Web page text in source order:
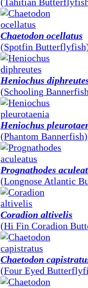
Chaetodon ocellatus
(Spotfin
Heniochus
(Schooling
Heniochus
(Phantom Bannerfish)
Prognathodes
(Longnose Atlantic
Coradion altivelis
(Hi Fin Coradion
Chaetodon
(Four Eyed